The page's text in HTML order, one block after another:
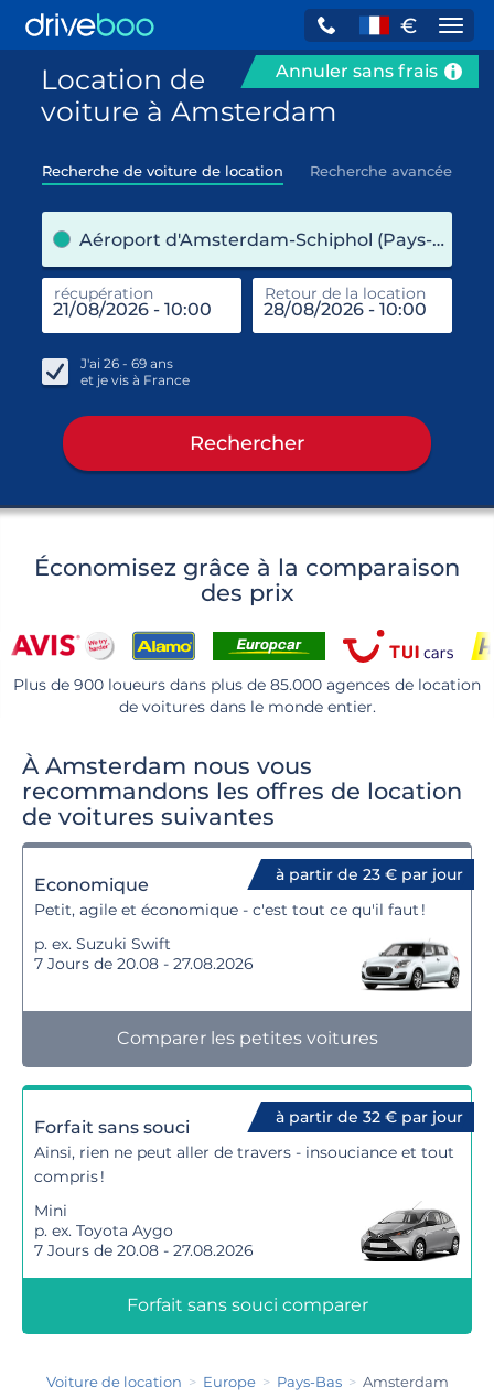
€
Annuler sans frais
Location de
voiture à Amsterdam
Recherche de voiture de location Recherche avancée
Aéroport d'Amsterdam-Schiphol (Pays-Bas)
récupération Retour de la location
J'ai 26 - 69 ans
et je vis à France
Rechercher
Économisez grâce à la comparaison
des prix
Plus de 900 loueurs dans plus de 85.000 agences de location
de voitures dans le monde entier.
À Amsterdam nous vous
recommandons les offres de location
de voitures suivantes
à partir de 23 € par jour
Economique
Petit, agile et économique - c'est tout ce qu'il faut !
p. ex. Suzuki Swift
7 Jours de 20.08 - 27.08.2026
Comparer les petites voitures
à partir de 32 € par jour
Forfait sans souci
Ainsi, rien ne peut aller de travers - insouciance et tout
compris !
Mini
p. ex. Toyota Aygo
7 Jours de 20.08 - 27.08.2026
Forfait sans souci comparer
Voiture de location Europe Pays-Bas Amsterdam